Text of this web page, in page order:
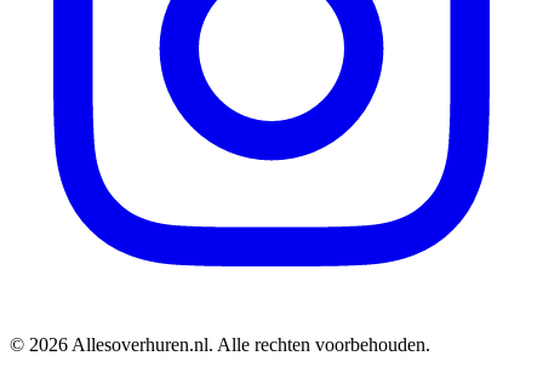
© 2026 Allesoverhuren.nl. Alle rechten voorbehouden.